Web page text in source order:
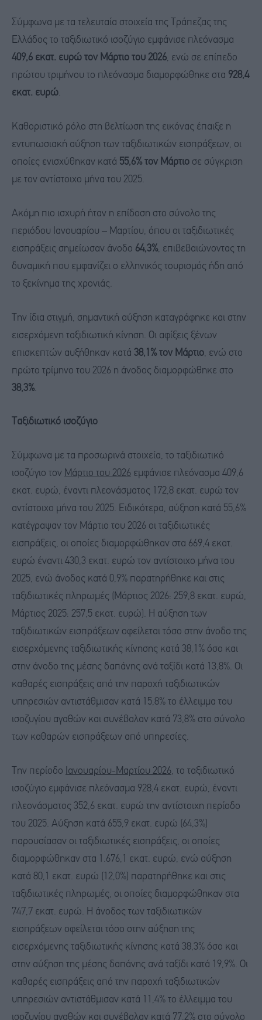
Σύμφωνα με τα τελευταία στοιχεία της Τράπεζας της
Ελλάδος το ταξιδιωτικό ισοζύγιο εμφάνισε πλεόνασμα
409,6 εκατ. ευρώ τον Μάρτιο του 2026, ενώ σε επίπεδο
πρώτου τριμήνου το πλεόνασμα διαμορφώθηκε στα 928,4
εκατ. ευρώ.
Καθοριστικό ρόλο στη βελτίωση της εικόνας έπαιξε η
εντυπωσιακή αύξηση των ταξιδιωτικών εισπράξεων, οι
οποίες ενισχύθηκαν κατά 55,6% τον Μάρτιο σε σύγκριση
με τον αντίστοιχο μήνα του 2025.
Ακόμη πιο ισχυρή ήταν η επίδοση στο σύνολο της
περιόδου Ιανουαρίου – Μαρτίου, όπου οι ταξιδιωτικές
εισπράξεις σημείωσαν άνοδο 64,3%, επιβεβαιώνοντας τη
δυναμική που εμφανίζει ο ελληνικός τουρισμός ήδη από
το ξεκίνημα της χρονιάς.
Την ίδια στιγμή, σημαντική αύξηση καταγράφηκε και στην
εισερχόμενη ταξιδιωτική κίνηση. Οι αφίξεις ξένων
επισκεπτών αυξήθηκαν κατά 38,1% τον Μάρτιο, ενώ στο
πρώτο τρίμηνο του 2026 η άνοδος διαμορφώθηκε στο
38,3%.
Ταξιδιωτικό ισοζύγιο
Σύμφωνα με τα προσωρινά στοιχεία, το ταξιδιωτικό
ισοζύγιο τον Μάρτιο του 2026 εμφάνισε πλεόνασμα 409,6
εκατ. ευρώ, έναντι πλεονάσματος 172,8 εκατ. ευρώ τον
αντίστοιχο μήνα του 2025. Ειδικότερα, αύξηση κατά 55,6%
κατέγραψαν τον Μάρτιο του 2026 οι ταξιδιωτικές
εισπράξεις, οι οποίες διαμορφώθηκαν στα 669,4 εκατ.
ευρώ έναντι 430,3 εκατ. ευρώ τον αντίστοιχο μήνα του
2025, ενώ άνοδος κατά 0,9% παρατηρήθηκε και στις
ταξιδιωτικές πληρωμές (Μάρτιος 2026: 259,8 εκατ. ευρώ,
Μάρτιος 2025: 257,5 εκατ. ευρώ). Η αύξηση των
ταξιδιωτικών εισπράξεων οφείλεται τόσο στην άνοδο της
εισερχόμενης ταξιδιωτικής κίνησης κατά 38,1% όσο και
στην άνοδο της μέσης δαπάνης ανά ταξίδι κατά 13,8%. Οι
καθαρές εισπράξεις από την παροχή ταξιδιωτικών
υπηρεσιών αντιστάθμισαν κατά 15,8% το έλλειμμα του
ισοζυγίου αγαθών και συνέβαλαν κατά 73,8% στο σύνολο
των καθαρών εισπράξεων από υπηρεσίες.
Την περίοδο Ιανουαρίου-Μαρτίου 2026, το ταξιδιωτικό
ισοζύγιο εμφάνισε πλεόνασμα 928,4 εκατ. ευρώ, έναντι
πλεονάσματος 352,6 εκατ. ευρώ την αντίστοιχη περίοδο
του 2025. Αύξηση κατά 655,9 εκατ. ευρώ (64,3%)
παρουσίασαν οι ταξιδιωτικές εισπράξεις, οι οποίες
διαμορφώθηκαν στα 1.676,1 εκατ. ευρώ, ενώ αύξηση
κατά 80,1 εκατ. ευρώ (12,0%) παρατηρήθηκε και στις
ταξιδιωτικές πληρωμές, οι οποίες διαμορφώθηκαν στα
747,7 εκατ. ευρώ. Η άνοδος των ταξιδιωτικών
εισπράξεων οφείλεται τόσο στην αύξηση της
εισερχόμενης ταξιδιωτικής κίνησης κατά 38,3% όσο και
στην αύξηση της μέσης δαπάνης ανά ταξίδι κατά 19,9%. Οι
καθαρές εισπράξεις από την παροχή ταξιδιωτικών
υπηρεσιών αντιστάθμισαν κατά 11,4% το έλλειμμα του
ισοζυγίου αγαθών και συνέβαλαν κατά 77,2% στο σύνολο